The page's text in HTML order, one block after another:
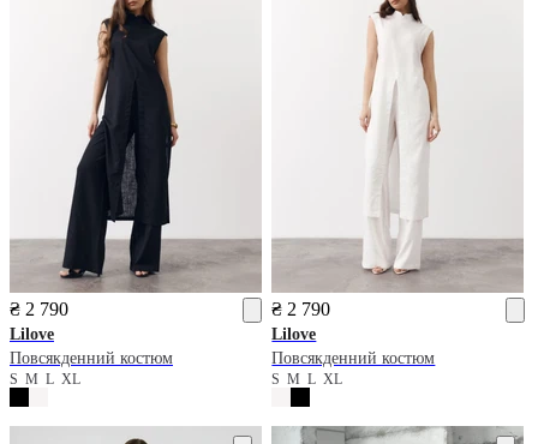
₴ 2 790
Lilove
Повсякденний костюм
S M L XL
₴ 2 790
Lilove
Повсякденний костюм
SMLXL